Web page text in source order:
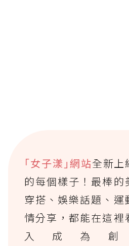
｢女子漾｣網站全新上
的每個樣子！最棒的
穿搭、娛樂話題、運
情分享，都能在這裡
入成為創